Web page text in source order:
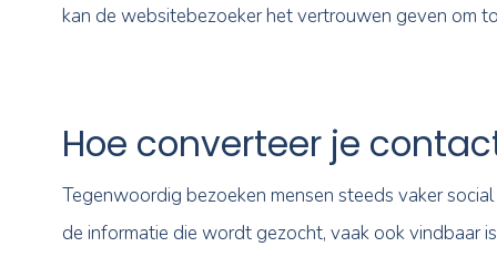
wanneer jij je als websitebezoeker in de
potentiële klant op te kunnen nemen.
kunnen zijn.